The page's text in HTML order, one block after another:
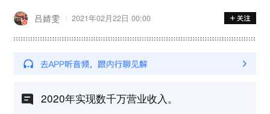
吕婧雯 2021年02月22日 00:00
2020年实现数千万营业收入。